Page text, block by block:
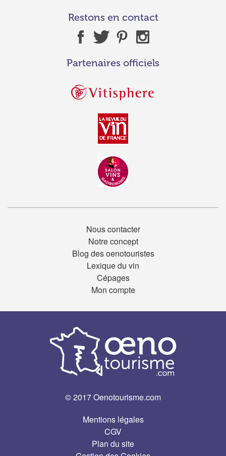
Restons en contact
Partenaires officiels
Nous contacter
Notre concept
Blog des oenotouristes
Lexique du vin
Cépages
Mon compte
© 2017 Oenotourisme.com
Mentions légales
CGV
Plan du site